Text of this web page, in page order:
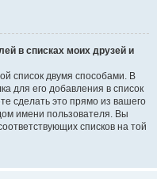
в списках моих друзей и
список двумя способами. В
для его добавления в список
сделать это прямо из вашего
имени пользователя. Вы
списков на той